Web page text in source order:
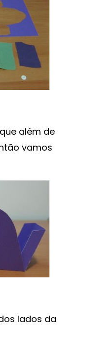
além de
vamos
lados da